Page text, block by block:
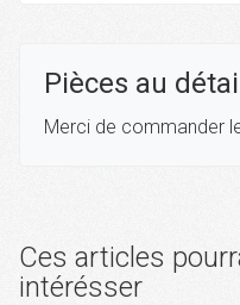
Pièces au
Merci de commander
Ces articles
intérésser